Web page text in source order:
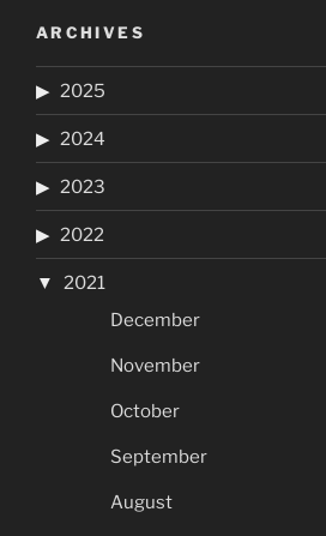
ARCHIVES
2025
2024
2023
2022
2021
December
November
October
September
August